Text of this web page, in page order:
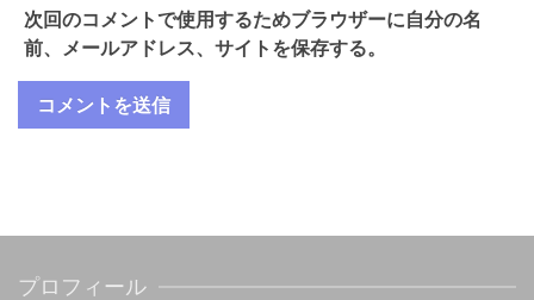
次回のコメントで使用するためブラウザーに自分の名
前、メールアドレス、サイトを保存する。
プロフィール